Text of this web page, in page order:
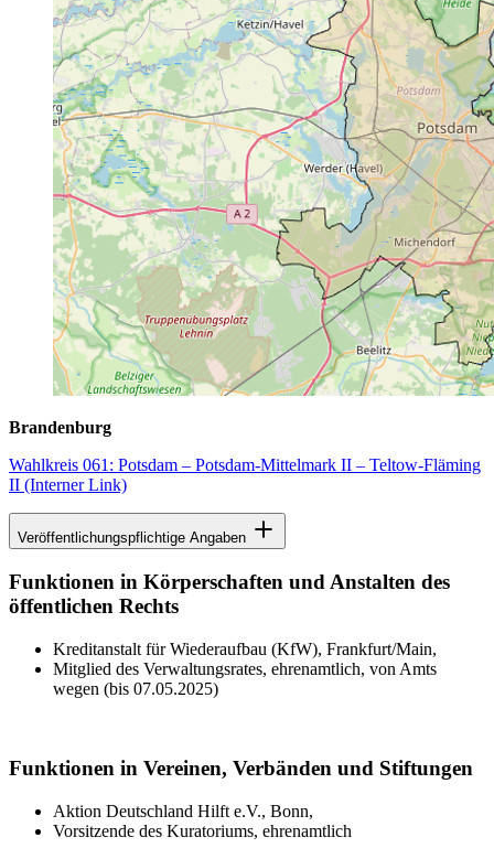
Brandenburg
Wahlkreis 061: Potsdam – Potsdam-Mittelmark II – Teltow-Fläming
II (Interner Link)
Veröffentlichungspflichtige Angaben
Funktionen in Körperschaften und Anstalten des
öffentlichen Rechts
Kreditanstalt für Wiederaufbau (KfW), Frankfurt/Main,
Mitglied des Verwaltungsrates, ehrenamtlich, von Amts
wegen (bis 07.05.2025)
Funktionen in Vereinen, Verbänden und Stiftungen
Aktion Deutschland Hilft e.V., Bonn,
Vorsitzende des Kuratoriums, ehrenamtlich